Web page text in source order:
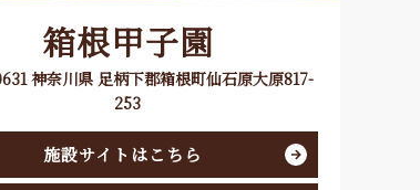
箱根甲子園
神奈川県 足柄下郡箱根町仙石原大原817-
253
施設サイトはこちら